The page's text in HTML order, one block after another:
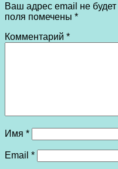
Ваш адрес email не будет
поля помечены *
Комментарий *
Имя *
Email *